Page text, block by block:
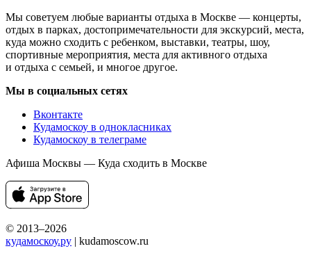
Мы советуем любые варианты отдыха в Москве — концерты,
отдых в парках, достопримечательности для экскурсий, места,
куда можно сходить с ребенком, выставки, театры, шоу,
спортивные мероприятия, места для активного отдыха
и отдыха с семьей, и многое другое.
Мы в социальных сетях
Вконтакте
Кудамоскоу в однокласниках
Кудамоскоу в телеграме
Афиша Москвы — Куда сходить в Москве
© 2013–2026
кудамоскоу.ру | kudamoscow.ru